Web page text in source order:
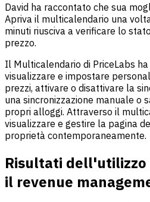
David ha raccontato che sua
Apriva il multicalendario una
minuti riusciva a verificare lo
prezzo.
Il Multicalendario di PriceLabs
visualizzare e impostare
prezzi, attivare o disattivare la
una sincronizzazione manuale o
propri alloggi. Attraverso il
visualizzare e gestire la pagina
proprietà contemporaneamente.
Risultati dell'utilizzo
il revenue